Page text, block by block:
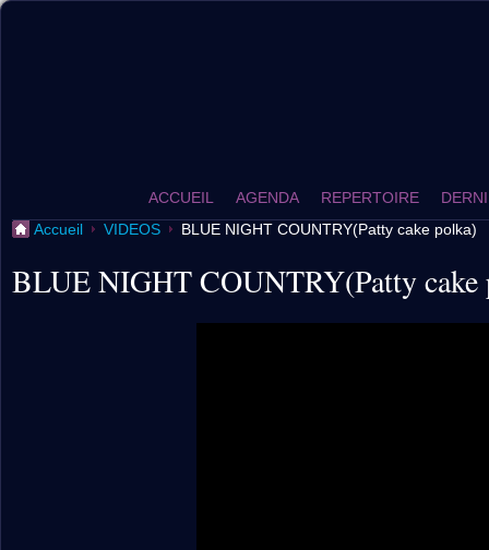
ACCUEIL AGENDA REPERTOIRE
Accueil
VIDEOS BLUE NIGHT COUNTRY(Patty cake polka)
BLUE NIGHT COUNTRY(Patty cake